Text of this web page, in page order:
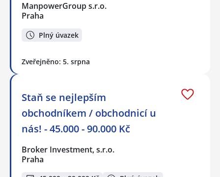
ManpowerGroup s.r.o.
Praha
Plný úvazek
Zveřejněno: 5. srpna
Staň se nejlepším
obchodníkem / obchodnicí u
nás! - 45.000 - 90.000 Kč
Broker Investment, s.r.o.
Praha